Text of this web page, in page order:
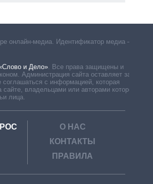
онлайн-медиа. Идентификатор медиа –
и Дело» Все права защищены и
Администрация сайта оставляет за
соглашаться с информацией, которая
сайте, владельцами или авторами которой
лица.
РОС
О НАС
КОНТАКТЫ
ПРАВИЛА